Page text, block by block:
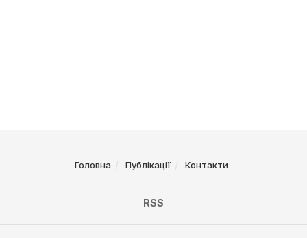
Головна Публікації Контакти
RSS